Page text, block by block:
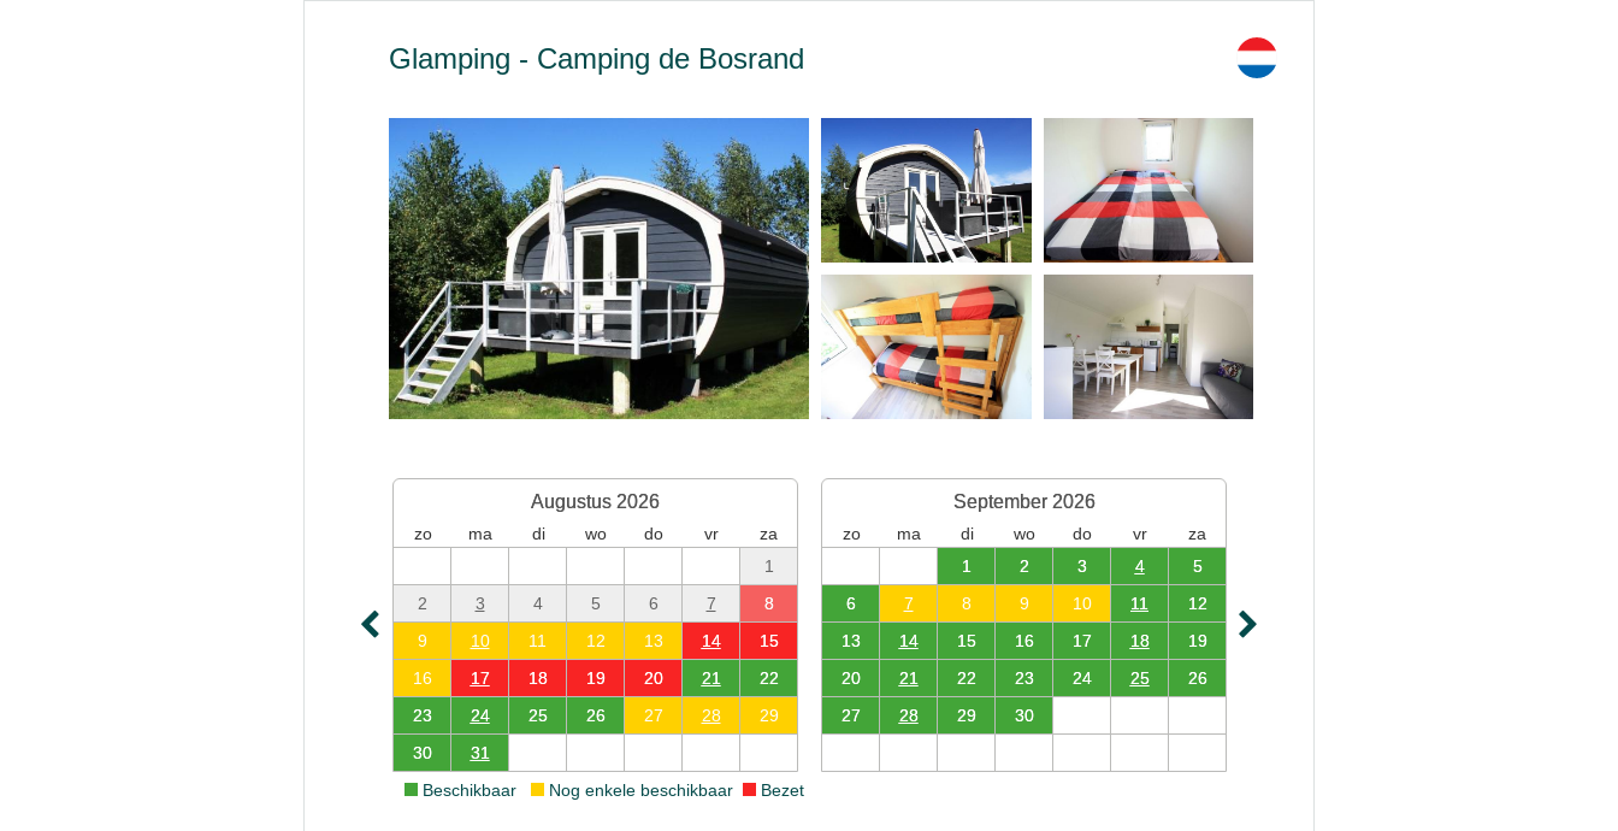
Glamping - Camping de Bosrand
Augustus 2026
zo ma di wo do vr
za
1
2
3 4 5 6 7
8
9
10 11 12 13 14
15
16
17 18 19 20 21
22
23
24 25 26 27 28
29
30
31
September 2026
zo ma di wo do vr
za
1
2 3 4
5
6
7 8 9 10 11
12
13
14 15 16 17 18
19
20
21 22 23 24 25
26
27
28 29 30
Beschikbaar Nog enkele beschikbaar Bezet